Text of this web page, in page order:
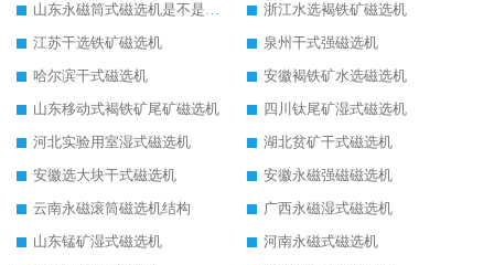
山东永磁筒式磁选机是不是强磁
浙江水选褐铁矿磁选机
江苏干选铁矿磁选机
泉州干式强磁选机
哈尔滨干式磁选机
安徽褐铁矿水选磁选机
山东移动式褐铁矿尾矿磁选机
四川钛尾矿湿式磁选机
河北实验用室湿式磁选机
湖北贫矿干式磁选机
安徽选大块干式磁选机
安徽永磁强磁磁选机
云南永磁滚筒磁选机结构
广西永磁湿式磁选机
山东锰矿湿式磁选机
河南永磁式磁选机